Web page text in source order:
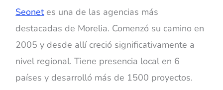
Seonetes una de las agencias más
destacadas de Morelia. Comenzó su camino en
2005 y desde allí creció significativamente a
nivel regional. Tiene presencia local en 6
países y desarrolló más de 1500 proyectos.